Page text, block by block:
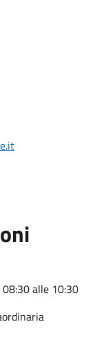
alle 10:30